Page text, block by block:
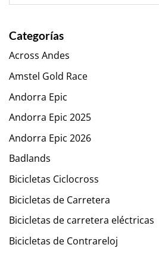
Categorías
Across Andes
Amstel Gold Race
Andorra Epic
Andorra Epic 2025
Andorra Epic 2026
Badlands
Bicicletas Ciclocross
Bicicletas de Carretera
Bicicletas de carretera eléctricas
Bicicletas de Contrareloj